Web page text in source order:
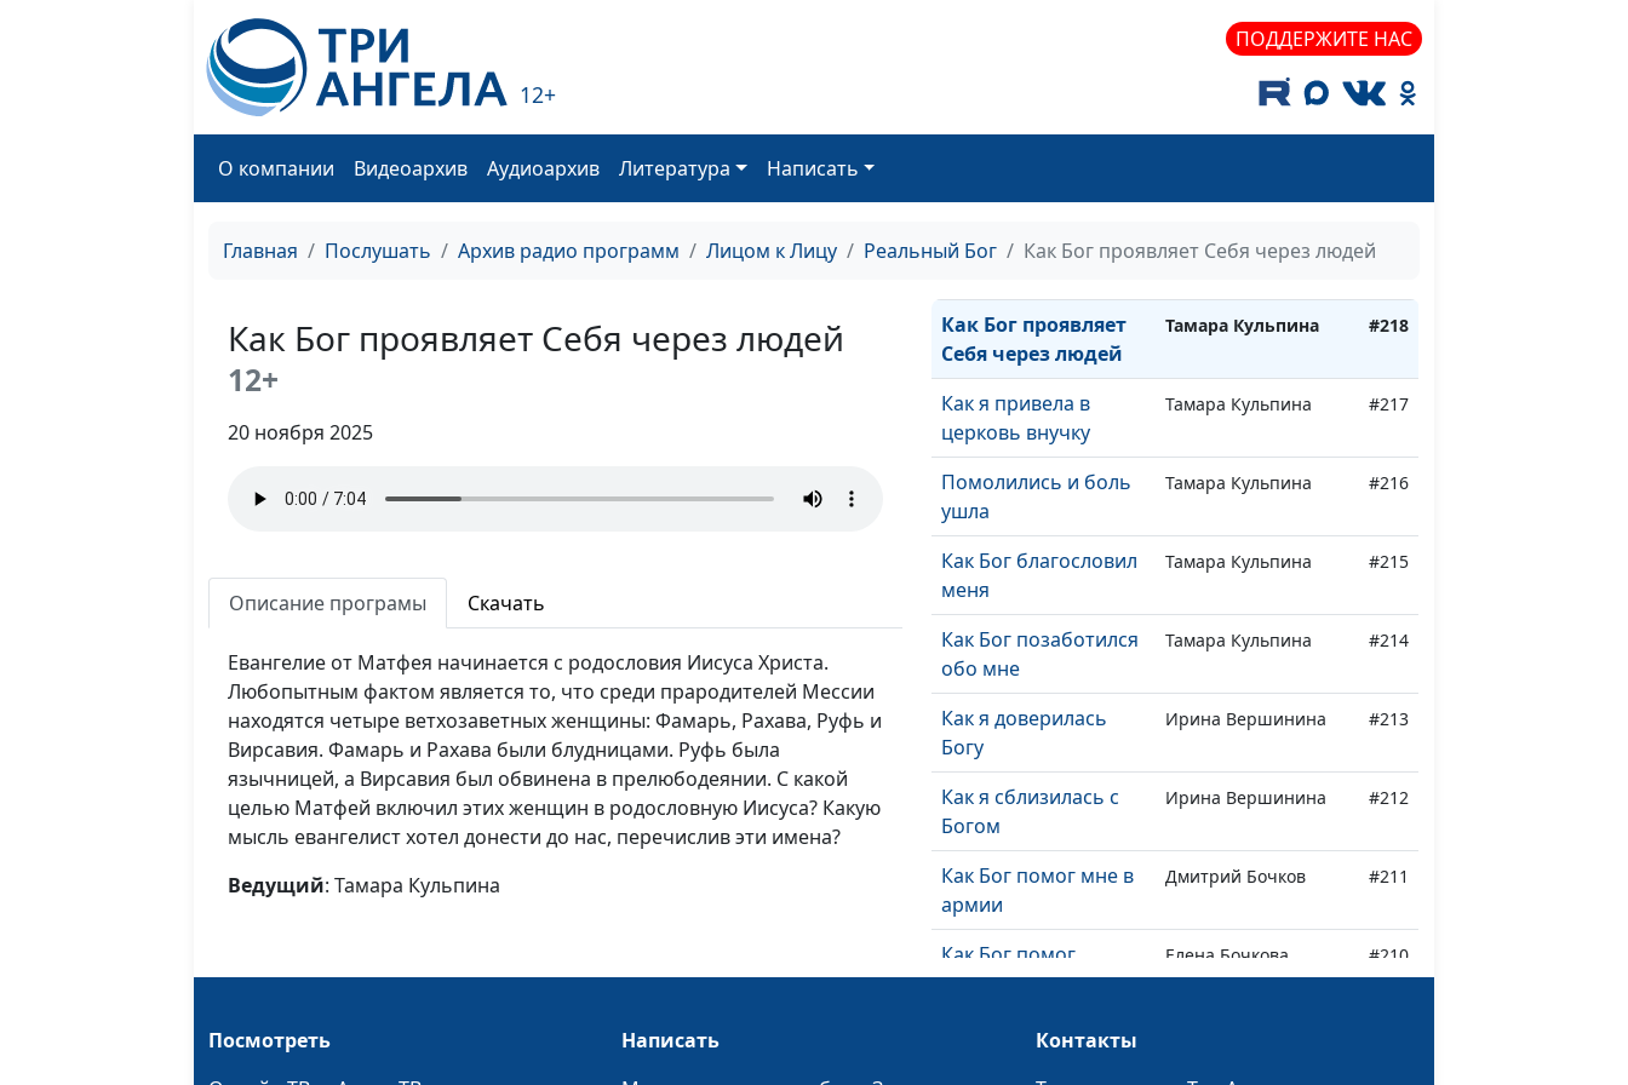
12+
ПОДДЕРЖИТЕ НАС
О компании Видеоархив Аудиоархив Литература Написать
Главная Послушать Архив радио программ Лицом к Лицу Реальный Бог Как Бог проявляет Себя через людей
Как Бог проявляет Себя через людей
12+
20 ноября 2025
Описание програмы Скачать
Евангелие от Матфея начинается с родословия Иисуса Христа.
Любопытным фактом является то, что среди прародителей Мессии
находятся четыре ветхозаветных женщины: Фамарь, Рахава, Руфь и
Вирсавия. Фамарь и Рахава были блудницами. Руфь была
язычницей, а Вирсавия был обвинена в прелюбодеянии. С какой
целью Матфей включил этих женщин в родословную Иисуса? Какую
мысль евангелист хотел донести до нас, перечислив эти имена?
Ведущий: Тамара Кульпина
Тамара Кульпина #221
Как Бог говорит со
Тамара Кульпина #220
муж стал читать
Как Бог проявляет
Себя через людей
Тамара Кульпина #218
Как я привела в
церковь внучку
Тамара Кульпина #217
Помолились и боль
ушла
Тамара Кульпина #216
Как Бог благословил
меня
Тамара Кульпина #215
Как Бог позаботился
обо мне
Тамара Кульпина #214
Как я доверилась
Богу
Ирина Вершинина #213
Как я сблизилась с
Богом
Ирина Вершинина #212
Как Бог помог мне в
армии
Дмитрий Бочков #211
Как Бог помог
попасть ко врачу
Елена Бочкова #210
Я подняла машину,
Посмотреть
Написать
Контакты